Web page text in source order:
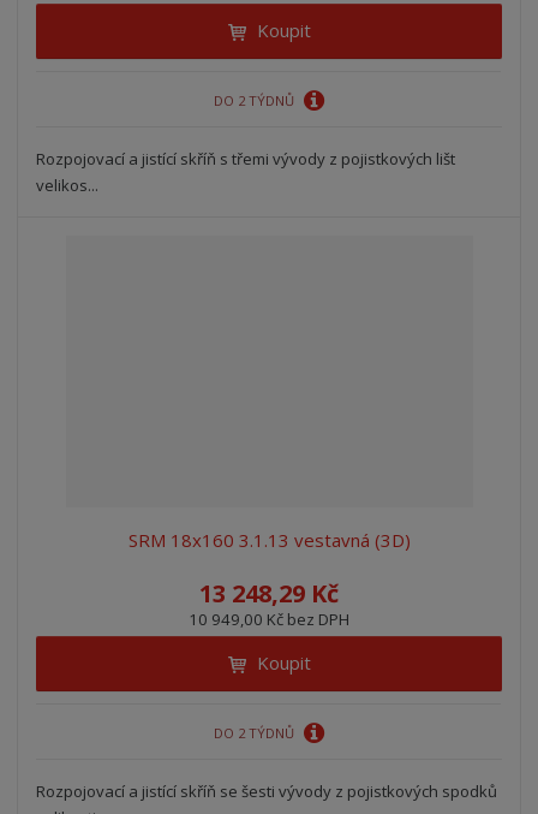
Koupit
DO 2 TÝDNŮ
Rozpojovací a jistící skříň s třemi vývody z pojistkových lišt
velikos...
SRM 18x160 3.1.13 vestavná (3D)
13 248,29 Kč
10 949,00 Kč bez DPH
Koupit
DO 2 TÝDNŮ
Rozpojovací a jistící skříň se šesti vývody z pojistkových spodků